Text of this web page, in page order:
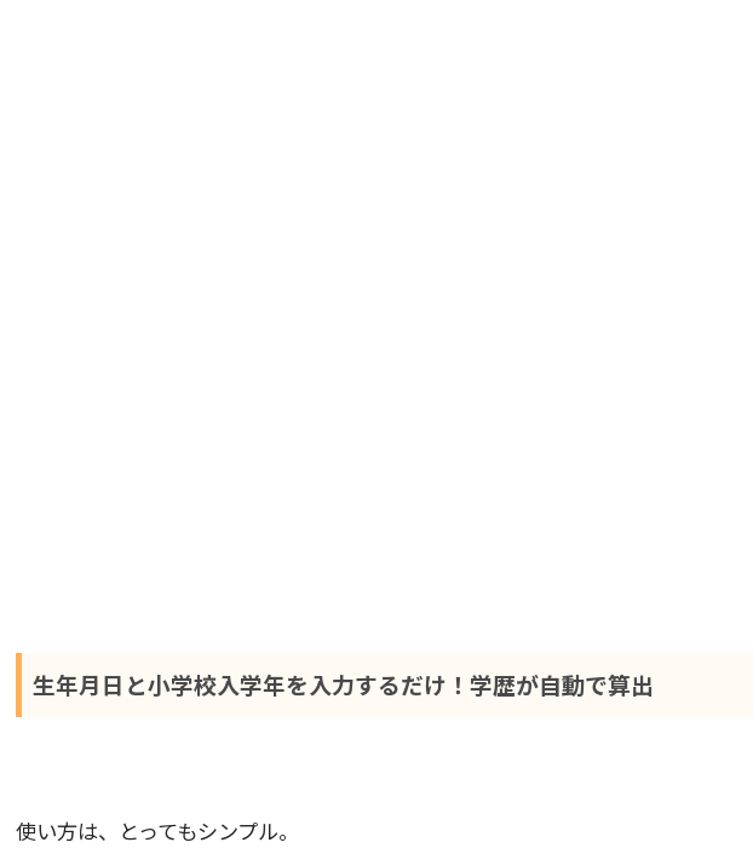
生年月日と小学校入学年を入力するだけ！学歴が自動で算出
使い方は、とってもシンプル。